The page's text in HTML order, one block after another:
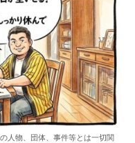
人物、団体、事件等とは一切関